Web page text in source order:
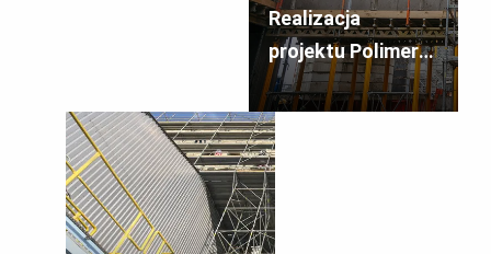
Realizacja
projektu Polimery
Police